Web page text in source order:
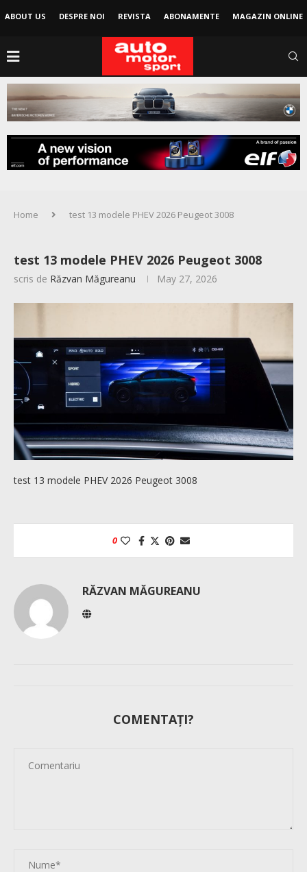
ABOUT US DESPRE NOI REVISTA ABONAMENTE MAGAZIN ONLINE
Home test 13 modele PHEV 2026 Peugeot 3008
test 13 modele PHEV 2026 Peugeot 3008
scris de Răzvan Măgureanu May 27, 2026
test 13 modele PHEV 2026 Peugeot 3008
0
RĂZVAN MĂGUREANU
COMENTAȚI?